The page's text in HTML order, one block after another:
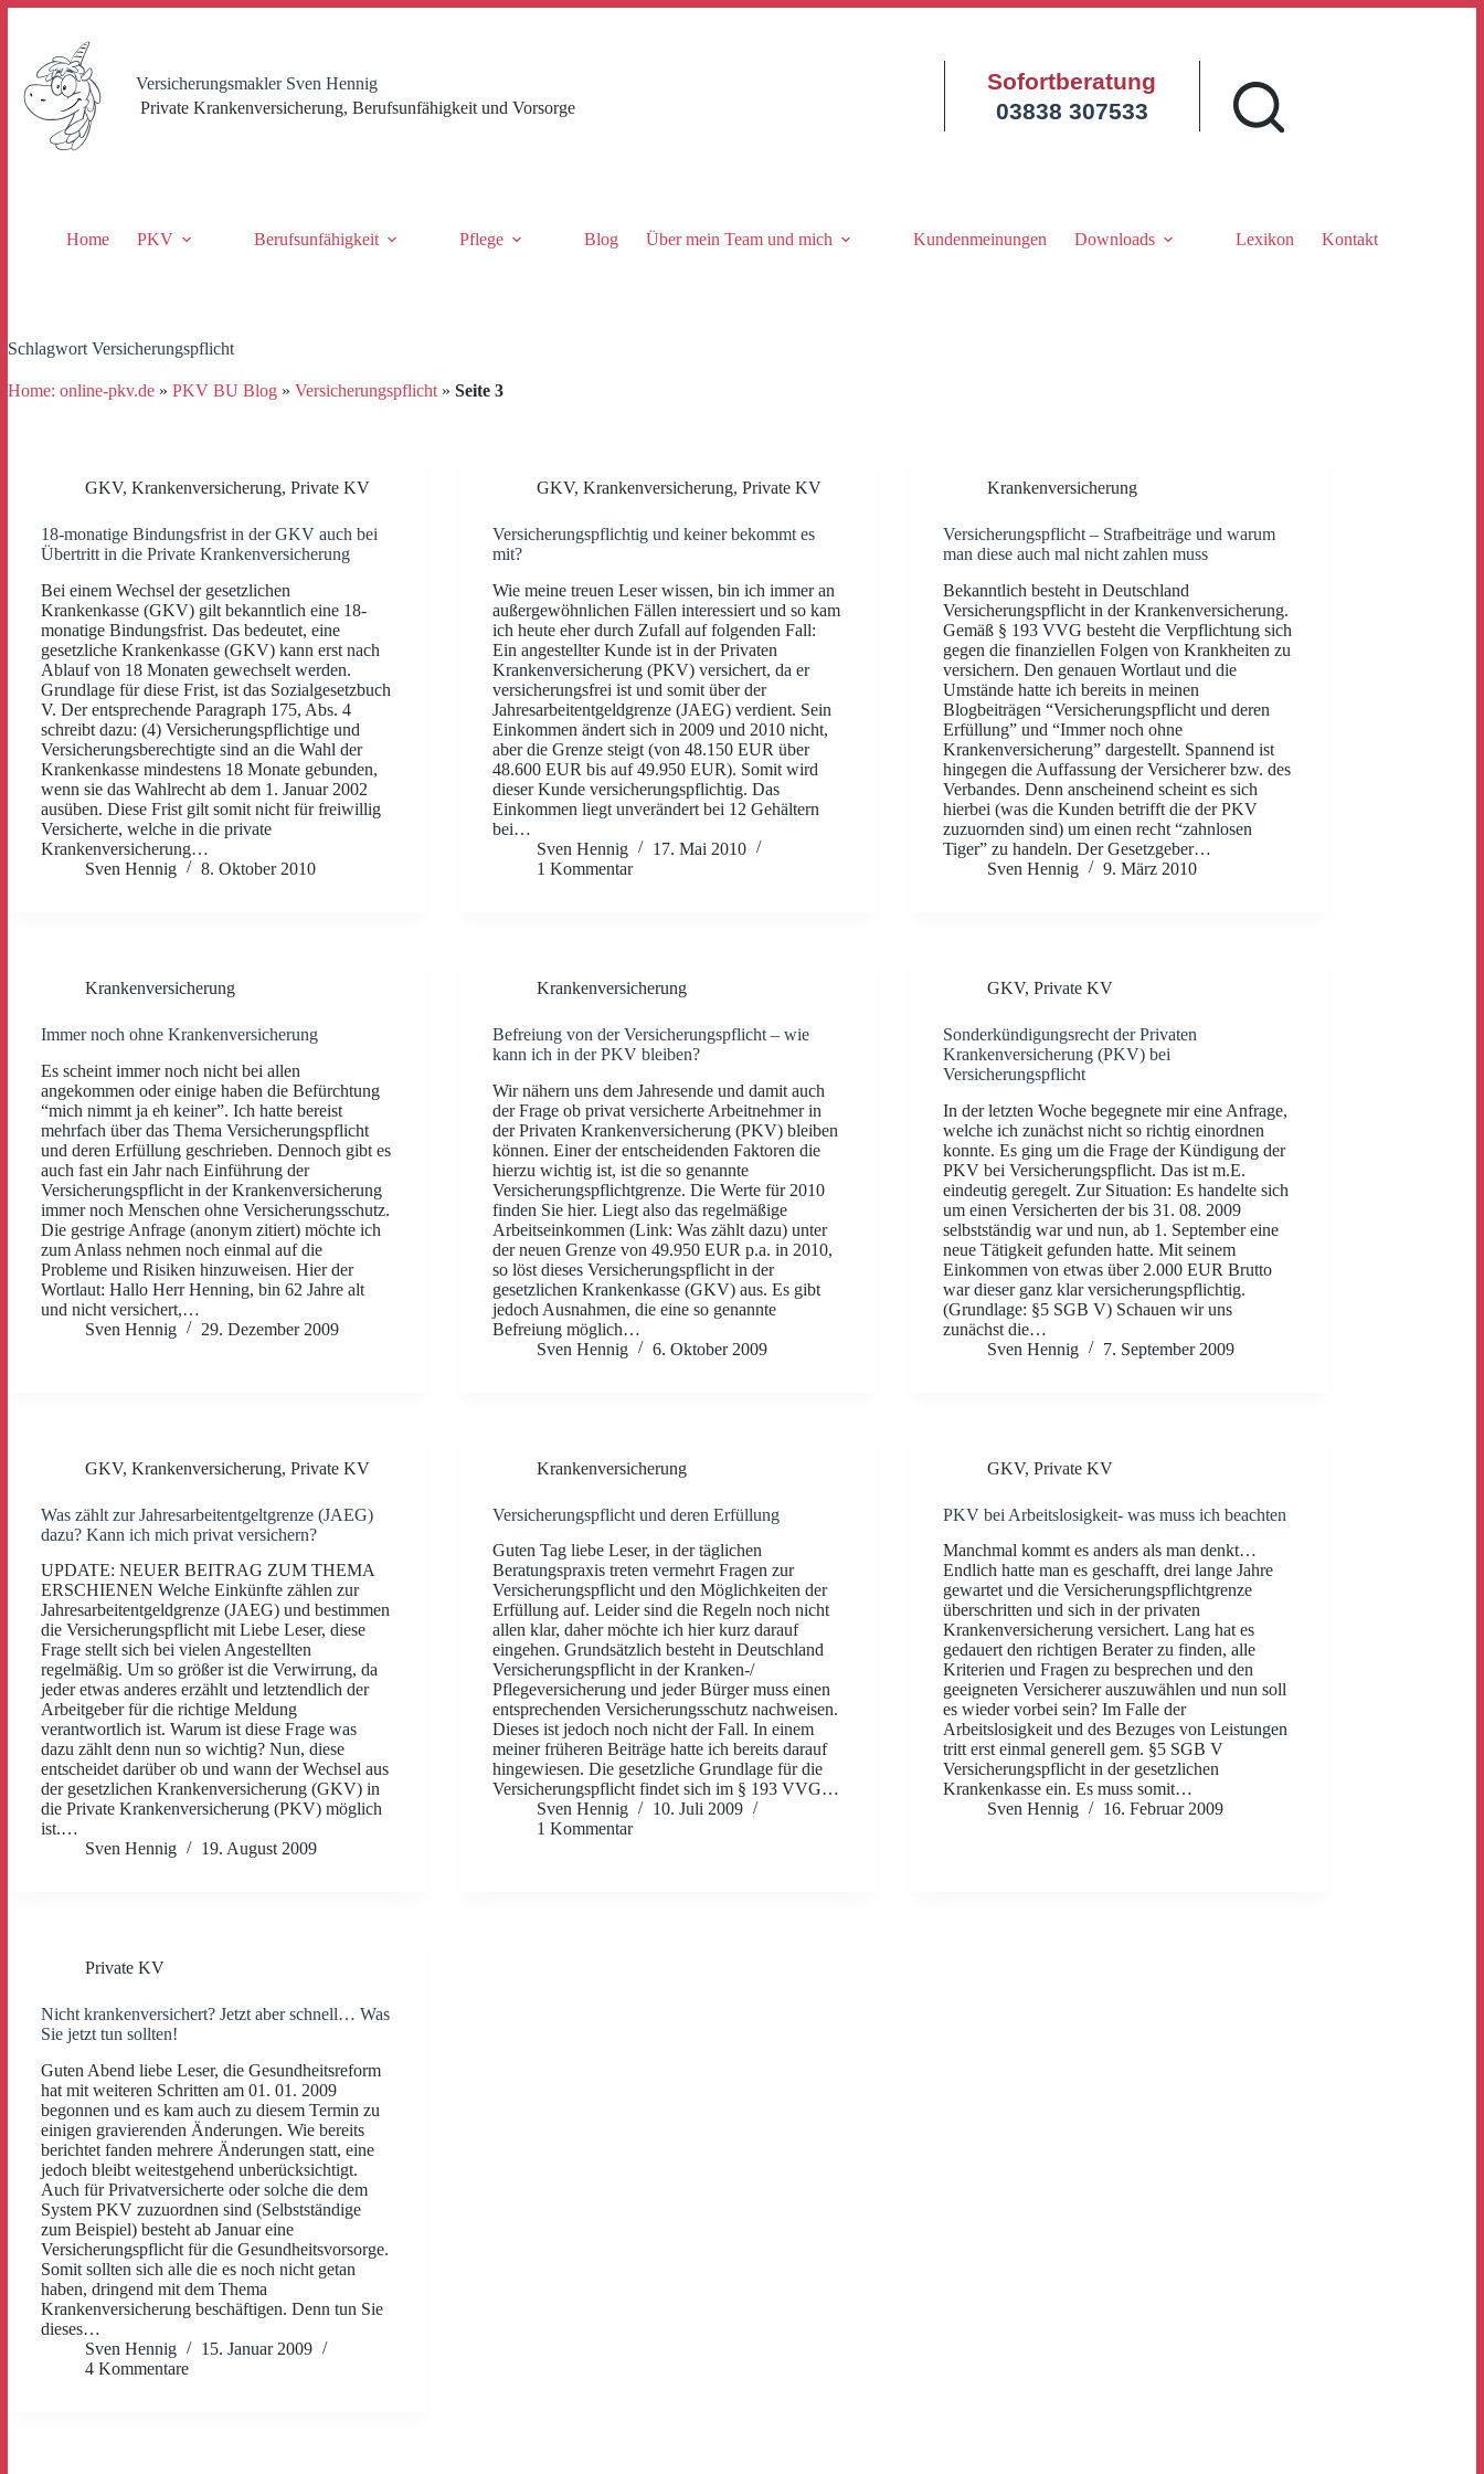
springen
Versicherungsmakler Sven Hennig
Private Krankenversicherung, Berufsunfähigkeit und Vorsorge
Sofortberatung
03838 307533
Home PKV Berufsunfähigkeit Pflege Blog Über mein Team und mich Kundenmeinungen Downloads Lexikon Kontakt
Schlagwort Versicherungspflicht
Home: online-pkv.de » PKV BU Blog » Versicherungspflicht » Seite 3
GKV, Krankenversicherung, Private KV
18-monatige Bindungsfrist in der GKV auch bei
Übertritt in die Private Krankenversicherung
Bei einem Wechsel der gesetzlichen
Krankenkasse (GKV) gilt bekanntlich eine 18-
monatige Bindungsfrist. Das bedeutet, eine
gesetzliche Krankenkasse (GKV) kann erst nach
Ablauf von 18 Monaten gewechselt werden.
Grundlage für diese Frist, ist das Sozialgesetzbuch
V. Der entsprechende Paragraph 175, Abs. 4
schreibt dazu: (4) Versicherungspflichtige und
Versicherungsberechtigte sind an die Wahl der
Krankenkasse mindestens 18 Monate gebunden,
wenn sie das Wahlrecht ab dem 1. Januar 2002
ausüben. Diese Frist gilt somit nicht für freiwillig
Versicherte, welche in die private
Krankenversicherung…
Sven Hennig
8. Oktober 2010
GKV, Krankenversicherung, Private KV
Versicherungspflichtig und keiner bekommt es
mit?
Wie meine treuen Leser wissen, bin ich immer an
außergewöhnlichen Fällen interessiert und so kam
ich heute eher durch Zufall auf folgenden Fall:
Ein angestellter Kunde ist in der Privaten
Krankenversicherung (PKV) versichert, da er
versicherungsfrei ist und somit über der
Jahresarbeitentgeldgrenze (JAEG) verdient. Sein
Einkommen ändert sich in 2009 und 2010 nicht,
aber die Grenze steigt (von 48.150 EUR über
48.600 EUR bis auf 49.950 EUR). Somit wird
dieser Kunde versicherungspflichtig. Das
Einkommen liegt unverändert bei 12 Gehältern
bei…
Sven Hennig
17. Mai 2010
1 Kommentar
Krankenversicherung
Versicherungspflicht – Strafbeiträge und warum
man diese auch mal nicht zahlen muss
Bekanntlich besteht in Deutschland
Versicherungspflicht in der Krankenversicherung.
Gemäß § 193 VVG besteht die Verpflichtung sich
gegen die finanziellen Folgen von Krankheiten zu
versichern. Den genauen Wortlaut und die
Umstände hatte ich bereits in meinen
Blogbeiträgen “Versicherungspflicht und deren
Erfüllung” und “Immer noch ohne
Krankenversicherung” dargestellt. Spannend ist
hingegen die Auffassung der Versicherer bzw. des
Verbandes. Denn anscheinend scheint es sich
hierbei (was die Kunden betrifft die der PKV
zuzuornden sind) um einen recht “zahnlosen
Tiger” zu handeln. Der Gesetzgeber…
Sven Hennig
9. März 2010
Krankenversicherung
Immer noch ohne Krankenversicherung
Es scheint immer noch nicht bei allen
angekommen oder einige haben die Befürchtung
“mich nimmt ja eh keiner”. Ich hatte bereist
mehrfach über das Thema Versicherungspflicht
und deren Erfüllung geschrieben. Dennoch gibt es
auch fast ein Jahr nach Einführung der
Versicherungspflicht in der Krankenversicherung
immer noch Menschen ohne Versicherungsschutz.
Die gestrige Anfrage (anonym zitiert) möchte ich
zum Anlass nehmen noch einmal auf die
Probleme und Risiken hinzuweisen. Hier der
Wortlaut: Hallo Herr Henning, bin 62 Jahre alt
und nicht versichert,…
Sven Hennig
29. Dezember 2009
Krankenversicherung
Befreiung von der Versicherungspflicht – wie
kann ich in der PKV bleiben?
Wir nähern uns dem Jahresende und damit auch
der Frage ob privat versicherte Arbeitnehmer in
der Privaten Krankenversicherung (PKV) bleiben
können. Einer der entscheidenden Faktoren die
hierzu wichtig ist, ist die so genannte
Versicherungspflichtgrenze. Die Werte für 2010
finden Sie hier. Liegt also das regelmäßige
Arbeitseinkommen (Link: Was zählt dazu) unter
der neuen Grenze von 49.950 EUR p.a. in 2010,
so löst dieses Versicherungspflicht in der
gesetzlichen Krankenkasse (GKV) aus. Es gibt
jedoch Ausnahmen, die eine so genannte
Befreiung möglich…
Sven Hennig
6. Oktober 2009
GKV,Private KV
Sonderkündigungsrecht der Privaten
Krankenversicherung (PKV) bei
Versicherungspflicht
In der letzten Woche begegnete mir eine Anfrage,
welche ich zunächst nicht so richtig einordnen
konnte. Es ging um die Frage der Kündigung der
PKV bei Versicherungspflicht. Das ist m.E.
eindeutig geregelt. Zur Situation: Es handelte sich
um einen Versicherten der bis 31. 08. 2009
selbstständig war und nun, ab 1. September eine
neue Tätigkeit gefunden hatte. Mit seinem
Einkommen von etwas über 2.000 EUR Brutto
war dieser ganz klar versicherungspflichtig.
(Grundlage: §5 SGB V) Schauen wir uns
zunächst die…
Sven Hennig
7. September 2009
GKV, Krankenversicherung, Private KV
Was zählt zur Jahresarbeitentgeltgrenze (JAEG)
dazu? Kann ich mich privat versichern?
UPDATE: NEUER BEITRAG ZUM THEMA
ERSCHIENEN Welche Einkünfte zählen zur
Jahresarbeitentgeldgrenze (JAEG) und bestimmen
die Versicherungspflicht mit Liebe Leser, diese
Frage stellt sich bei vielen Angestellten
regelmäßig. Um so größer ist die Verwirrung, da
jeder etwas anderes erzählt und letztendlich der
Arbeitgeber für die richtige Meldung
verantwortlich ist. Warum ist diese Frage was
dazu zählt denn nun so wichtig? Nun, diese
entscheidet darüber ob und wann der Wechsel aus
der gesetzlichen Krankenversicherung (GKV) in
die Private Krankenversicherung (PKV) möglich
ist.…
Sven Hennig
19. August 2009
Krankenversicherung
Versicherungspflicht und deren Erfüllung
Guten Tag liebe Leser, in der täglichen
Beratungspraxis treten vermehrt Fragen zur
Versicherungspflicht und den Möglichkeiten der
Erfüllung auf. Leider sind die Regeln noch nicht
allen klar, daher möchte ich hier kurz darauf
eingehen. Grundsätzlich besteht in Deutschland
Versicherungspflicht in der Kranken-/
Pflegeversicherung und jeder Bürger muss einen
entsprechenden Versicherungsschutz nachweisen.
Dieses ist jedoch noch nicht der Fall. In einem
meiner früheren Beiträge hatte ich bereits darauf
hingewiesen. Die gesetzliche Grundlage für die
Versicherungspflicht findet sich im § 193 VVG…
Sven Hennig
10. Juli 2009
1 Kommentar
GKV,Private KV
PKV bei Arbeitslosigkeit- was muss ich beachten
Manchmal kommt es anders als man denkt…
Endlich hatte man es geschafft, drei lange Jahre
gewartet und die Versicherungspflichtgrenze
überschritten und sich in der privaten
Krankenversicherung versichert. Lang hat es
gedauert den richtigen Berater zu finden, alle
Kriterien und Fragen zu besprechen und den
geeigneten Versicherer auszuwählen und nun soll
es wieder vorbei sein? Im Falle der
Arbeitslosigkeit und des Bezuges von Leistungen
tritt erst einmal generell gem. §5 SGB V
Versicherungspflicht in der gesetzlichen
Krankenkasse ein. Es muss somit…
Sven Hennig
16. Februar 2009
Private KV
Nicht krankenversichert? Jetzt aber schnell… Was
Sie jetzt tun sollten!
Guten Abend liebe Leser, die Gesundheitsreform
hat mit weiteren Schritten am 01. 01. 2009
begonnen und es kam auch zu diesem Termin zu
einigen gravierenden Änderungen. Wie bereits
berichtet fanden mehrere Änderungen statt, eine
jedoch bleibt weitestgehend unberücksichtigt.
Auch für Privatversicherte oder solche die dem
System PKV zuzuordnen sind (Selbstständige
zum Beispiel) besteht ab Januar eine
Versicherungspflicht für die Gesundheitsvorsorge.
Somit sollten sich alle die es noch nicht getan
haben, dringend mit dem Thema
Krankenversicherung beschäftigen. Denn tun Sie
dieses…
Sven Hennig
15. Januar 2009
4 Kommentare